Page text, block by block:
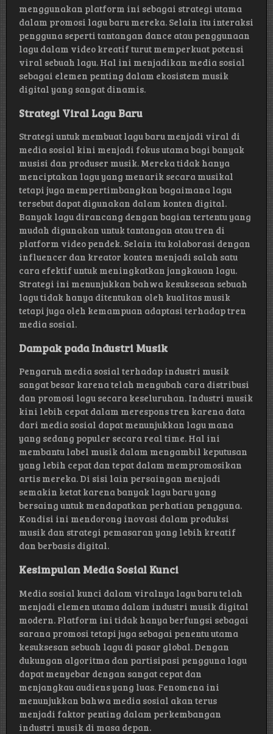
menggunakan platform ini sebagai strategi utama
dalam promosi lagu baru mereka. Selain itu interaksi
pengguna seperti tantangan dance atau penggunaan
lagu dalam video kreatif turut memperkuat potensi
viral sebuah lagu. Hal ini menjadikan media sosial
sebagai elemen penting dalam ekosistem musik
digital yang sangat dinamis.
Strategi Viral Lagu Baru
Strategi untuk membuat lagu baru menjadi viral di
media sosial kini menjadi fokus utama bagi banyak
musisi dan produser musik. Mereka tidak hanya
menciptakan lagu yang menarik secara musikal
tetapi juga mempertimbangkan bagaimana lagu
tersebut dapat digunakan dalam konten digital.
Banyak lagu dirancang dengan bagian tertentu yang
mudah digunakan untuk tantangan atau tren di
platform video pendek. Selain itu kolaborasi dengan
influencer dan kreator konten menjadi salah satu
cara efektif untuk meningkatkan jangkauan lagu.
Strategi ini menunjukkan bahwa kesuksesan sebuah
lagu tidak hanya ditentukan oleh kualitas musik
tetapi juga oleh kemampuan adaptasi terhadap tren
media sosial.
Dampak pada Industri Musik
Pengaruh media sosial terhadap industri musik
sangat besar karena telah mengubah cara distribusi
dan promosi lagu secara keseluruhan. Industri musik
kini lebih cepat dalam merespons tren karena data
dari media sosial dapat menunjukkan lagu mana
yang sedang populer secara real time. Hal ini
membantu label musik dalam mengambil keputusan
yang lebih cepat dan tepat dalam mempromosikan
artis mereka. Di sisi lain persaingan menjadi
semakin ketat karena banyak lagu baru yang
bersaing untuk mendapatkan perhatian pengguna.
Kondisi ini mendorong inovasi dalam produksi
musik dan strategi pemasaran yang lebih kreatif
dan berbasis digital.
Kesimpulan Media Sosial Kunci
Media sosial kunci dalam viralnya lagu baru telah
menjadi elemen utama dalam industri musik digital
modern. Platform ini tidak hanya berfungsi sebagai
sarana promosi tetapi juga sebagai penentu utama
kesuksesan sebuah lagu di pasar global. Dengan
dukungan algoritma dan partisipasi pengguna lagu
dapat menyebar dengan sangat cepat dan
menjangkau audiens yang luas. Fenomena ini
menunjukkan bahwa media sosial akan terus
menjadi faktor penting dalam perkembangan
industri musik di masa depan.